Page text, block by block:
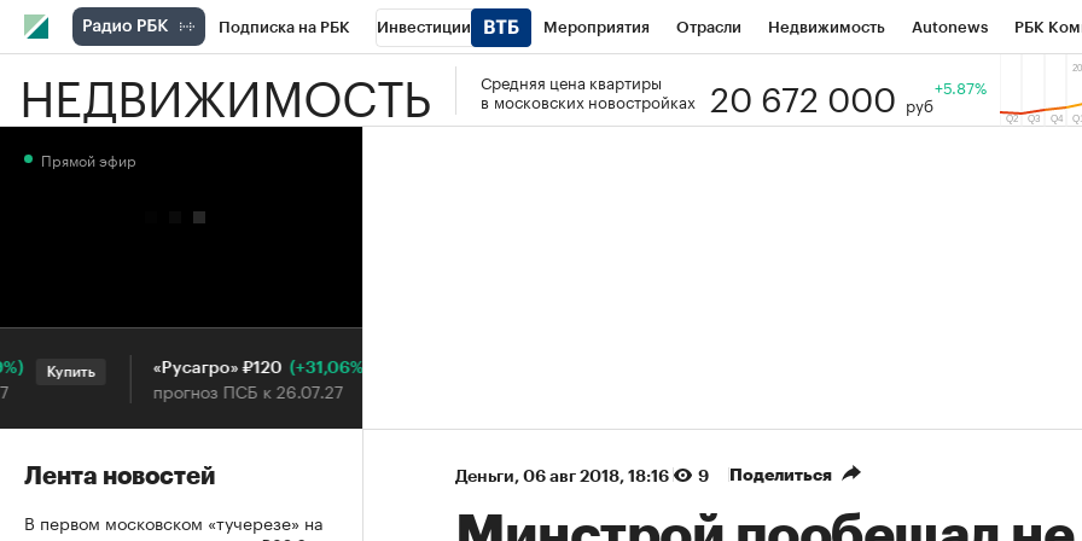
Подписка на РБК Инвестиции Мероприятия Отрасли Недвижимость Autonews РБК
РБК Вино Спорт Школа управления РБК РБК Образование Тренды
НЕДВИЖИМОСТЬ
Средняя цена квартиры
в московских новостройках
20 672 000 руб
+5.87%
Деньги⁠, 06 авг 2018, 18:16 9 Поделиться
Прямой эфир
Купить «Русагро» ₽120 (+31,06%)
прогноз ПСБ к 26.07.27
Купить
Лента новостей
В первом московском «тучерезе» на